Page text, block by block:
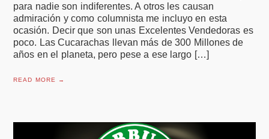
para nadie son indiferentes. A otros les causan
admiración y como columnista me incluyo en esta
ocasión. Decir que son unas Excelentes Vendedoras es
poco. Las Cucarachas llevan más de 300 Millones de
años en el planeta, pero pese a ese largo […]
READ MORE →